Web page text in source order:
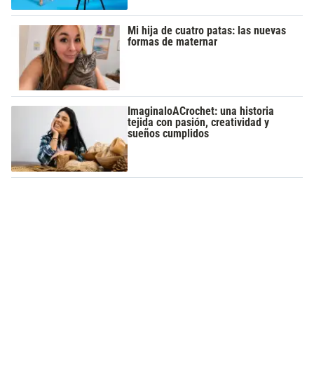
Mi hija de cuatro patas: las nuevas
formas de maternar
ImaginaloACrochet: una historia
tejida con pasión, creatividad y
sueños cumplidos